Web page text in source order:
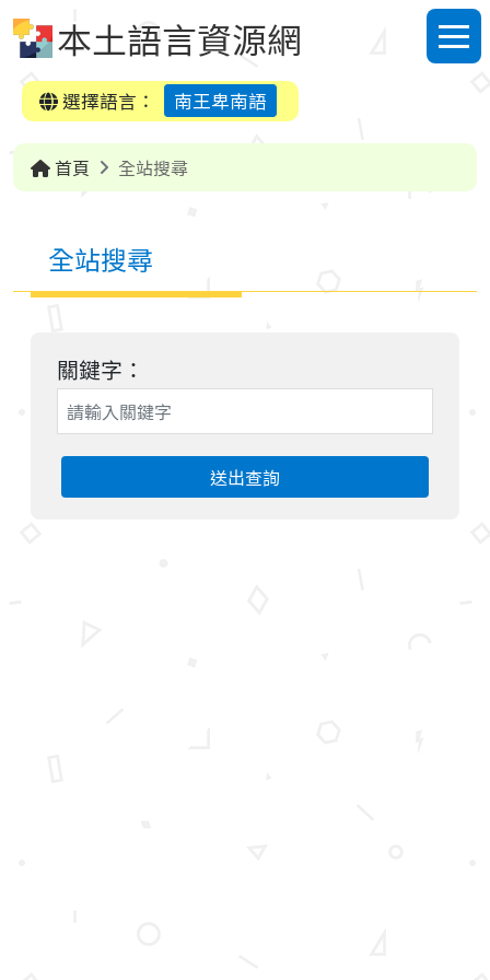
本土語言資源網
選單
選擇語言：
南王卑南語
首頁 全站搜尋
全站搜尋
關鍵字：
送出查詢